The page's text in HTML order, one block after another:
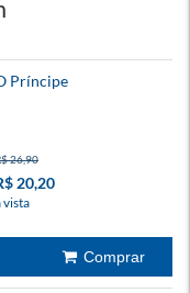
Príncipe
26,90
20,20
vista